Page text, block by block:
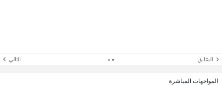
السّابق التالي
المواجهات المباشرة